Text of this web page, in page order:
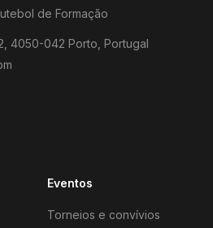
de Formação
4050-042 Porto, Portugal
Eventos
Torneios e convívios